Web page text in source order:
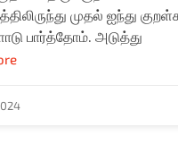
முதல் ஐந்து
பார்த்தோம். அடுத்து